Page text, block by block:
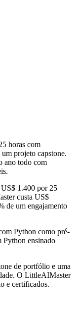
horas com
projeto capstone.
ano todo com
1.400 por 25
custa US$
de um engajamento
Python como pré-
ensinado
de portfólio e uma
O LittleAIMaster
e certificados.